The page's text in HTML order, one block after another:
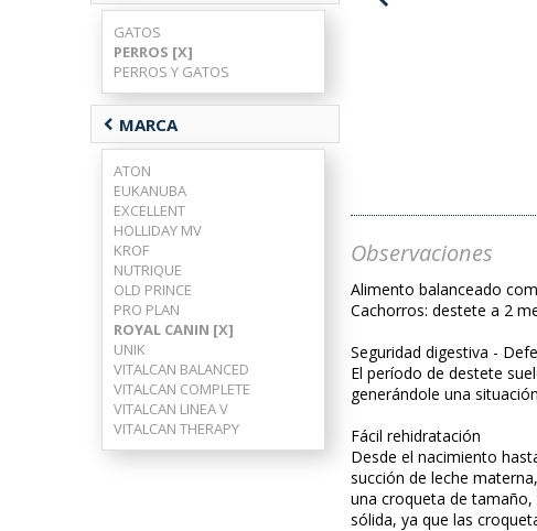
GATOS
PERROS [X]
PERROS Y GATOS
chevron_left MARCA
ATON
EUKANUBA
EXCELLENT
HOLLIDAY MV
KROF
NUTRIQUE
OLD PRINCE
PRO PLAN
ROYAL CANIN [X]
UNIK
VITALCAN BALANCED
VITALCAN COMPLETE
VITALCAN LINEA V
VITALCAN THERAPY
Observaciones
Alimento balanceado
Cachorros: destete a 2
Seguridad digestiva -
El período de destete
generándole una
Fácil rehidratación
Desde el nacimiento
succión de leche
una croqueta de
sólida, ya que las